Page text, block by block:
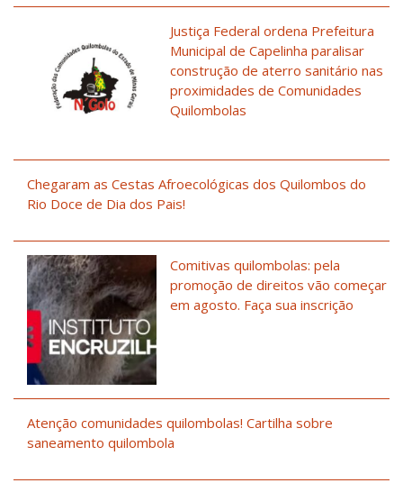
Justiça Federal ordena Prefeitura
Municipal de Capelinha paralisar
construção de aterro sanitário nas
proximidades de Comunidades
Quilombolas
Chegaram as Cestas Afroecológicas dos Quilombos do
Rio Doce de Dia dos Pais!
Comitivas quilombolas: pela
promoção de direitos vão começar
em agosto. Faça sua inscrição
Atenção comunidades quilombolas! Cartilha sobre
saneamento quilombola